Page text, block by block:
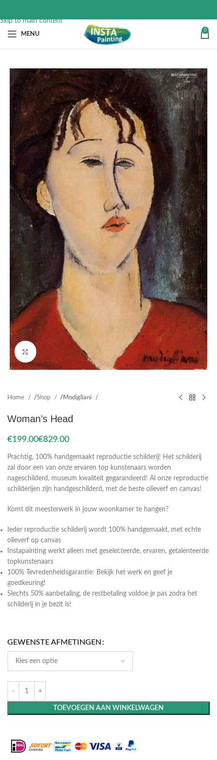
Skip to main content
MENU
0
Click to enlarge
Home Shop Modigliani
Woman’s Head
€ €
Prachtig, 100% handgemaakt reproductie schilderij! Het schilderij
zal door een van onze ervaren top kunstenaars worden
nageschilderd, museum kwaliteit gegarandeerd! Al onze reproductie
schilderijen zijn handgeschilderd, met de beste olieverf en canvas!
Komt dit meesterwerk in jouw woonkamer te hangen?
Ieder reproductie schilderij wordt 100% handgemaakt, met echte
olieverf op canvas
Instapainting werkt alleen met geselecteerde, ervaren, getalenteerde
topkunstenaars
100% Tevredenheidsgarantie: Bekijk het werk en geef je
goedkeuring!
Slechts 50% aanbetaling, de restbetaling voldoe je pas zodra het
schilderij in je bezit is!
GEWENSTE AFMETINGEN
TOEVOEGEN AAN WINKELWAGEN